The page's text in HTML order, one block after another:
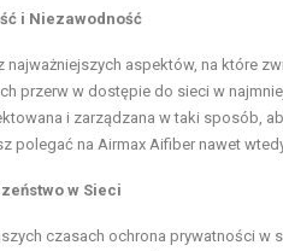
i Niezawodność
najważniejszych aspektów, na które
przerw w dostępie do sieci w
i zarządzana w taki sposób,
polegać na Airmax Aifiber nawet
w Sieci
czasach ochrona prywatności w